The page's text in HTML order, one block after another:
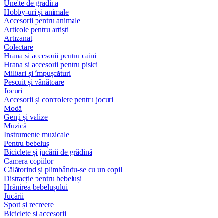
Unelte de gradina
Hobby-uri și animale
Accesorii pentru animale
Articole pentru artiști
Artizanat
Colectare
Hrana si accesorii pentru caini
Hrana si accesorii pentru pisici
Militari și împușcături
Pescuit și vânătoare
Jocuri
Accesorii și controlere pentru jocuri
Modă
Genți și valize
Muzică
Instrumente muzicale
Pentru bebeluș
Biciclete și jucării de grădină
Camera copiilor
Călătorind și plimbându-se cu un copil
Distracție pentru bebeluși
Hrănirea bebelușului
Jucării
Sport și recreere
Biciclete si accesorii